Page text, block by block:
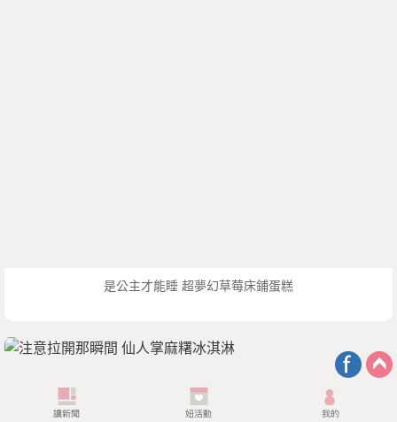
是公主才能睡 超夢幻草莓床鋪蛋糕